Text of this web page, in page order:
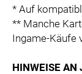
* Auf
** Manche
Ingame-Käufe
HINWEISE AN